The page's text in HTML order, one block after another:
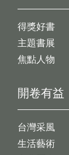
開卷有益
台灣采風
生活藝術
得獎好書
主題書展
焦點人物